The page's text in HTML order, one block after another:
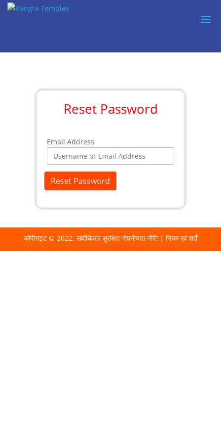
Reset Password
Email Address
Reset Password
कॉपीराइट © 2022, सर्वाधिकार सुरक्षित गोपनीयता नीति | नियम एवं शर्तें